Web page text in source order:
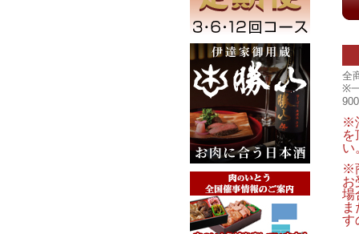
全
※
※
を
い
※
お
場
す